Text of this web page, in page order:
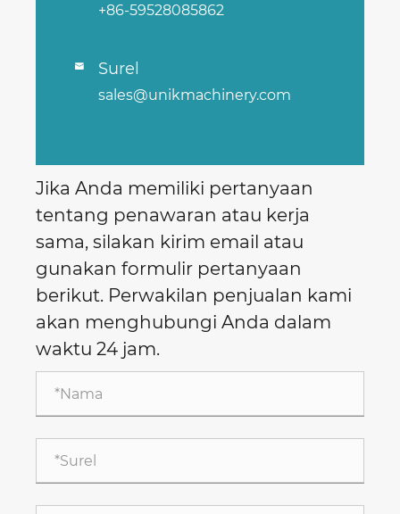
+86-59528085862
 Surel
sales@unikmachinery.com
Jika Anda memiliki pertanyaan
tentang penawaran atau kerja
sama, silakan kirim email atau
gunakan formulir pertanyaan
berikut. Perwakilan penjualan kami
akan menghubungi Anda dalam
waktu 24 jam.